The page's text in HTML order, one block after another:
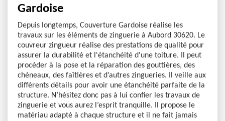
Gardoise
Depuis longtemps, Couverture Gardoise réalise les
travaux sur les éléments de zinguerie à Aubord 30620. Le
couvreur zingueur réalise des prestations de qualité pour
assurer la durabilité et l'étanchéité d'une toiture. Il peut
procéder à la pose et la réparation des gouttières, des
chéneaux, des faîtières et d’autres zingueries. Il veille aux
différents détails pour avoir une étanchéité parfaite de la
structure. N’hésitez donc pas à lui confier les travaux de
zinguerie et vous aurez l’esprit tranquille. Il propose le
matériau adapté à chaque structure et il ne fait jamais